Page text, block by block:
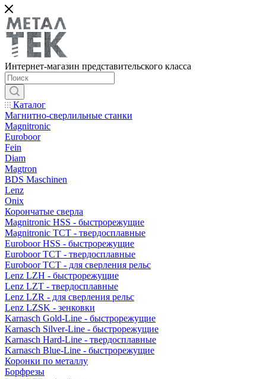
Интернет-магазин представительского класса
Каталог
Магнитно-сверлильные станки
Magnitronic
Euroboor
Fein
Diam
Magtron
BDS Maschinen
Lenz
Onix
Корончатые сверла
Magnitronic HSS - быстрорежущие
Magnitronic TCT - твердосплавные
Euroboor HSS - быстрорежущие
Euroboor TCT - твердосплавные
Euroboor TCT - для сверления рельс
Lenz LZH - быстрорежущие
Lenz LZT - твердосплавные
Lenz LZR - для сверления рельс
Lenz LZSK - зенковки
Karnasch Gold-Line - быстрорежущие
Karnasch Silver-Line - быстрорежущие
Karnasch Hard-Line - твердосплавные
Karnasch Blue-Line - быстрорежущие
Коронки по металлу
Борфрезы